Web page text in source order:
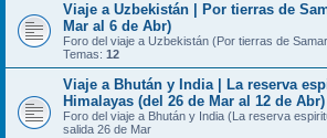
Viaje a Uzbekistán | Por tierras de
Mar al 6 de Abr)
Foro del viaje a Uzbekistán (Por tierras de
Temas: 12
Viaje a Bhután y India | La reserva
Himalayas (del 26 de Mar al 12 de Abr)
Foro del viaje a Bhután y India (La reserva
salida 26 de Mar